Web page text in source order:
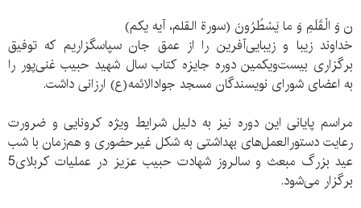
ن وَ الْقَلَمِ وَ ما يَسْطُرُونَ (سورة القلم، آیه یکم)
خداوند زیبا و زیبایی‌آفرین را از عمق جان سپاسگزاریم که توفیق
برگزاری بیست‌ویکمین دوره جایزه کتاب سال شهید حبیب غنی‌پور را
به اعضای شورای نویسندگان مسجد جوادالائمه(ع) ارزانی داشت.
مراسم پایانی این دوره نیز به دلیل شرایط ویژه کرونایی و ضرورت
رعایت دستورالعمل‌های بهداشتی به شکل غیرحضوری و هم‌زمان با شب
عید بزرگ مبعث و سالروز شهادت حبیب عزیز در عملیات کربلای5
برگزار می‌شود.